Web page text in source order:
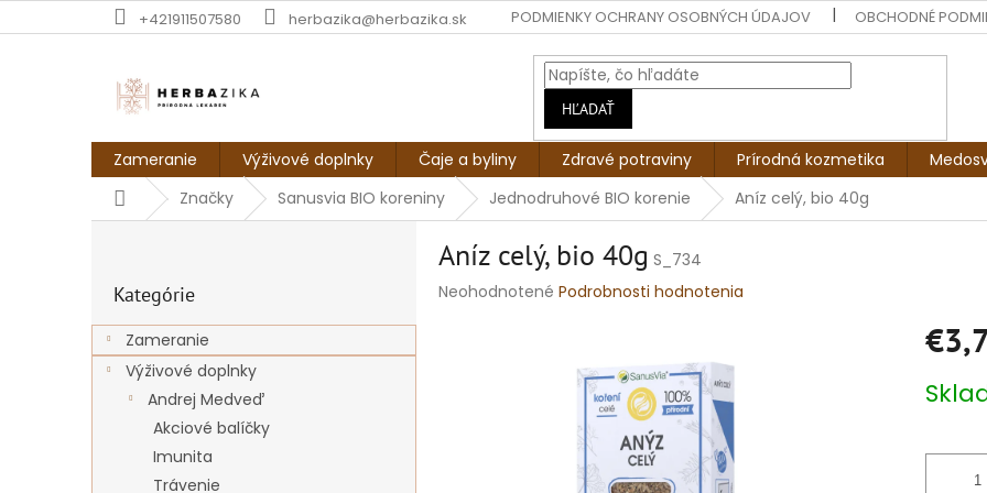
na
+421911507580 herbazika@herbazika.sk PODMIENKY OCHRANY OSOBNÝCH ÚDAJOV OBCHODNÉ
HĽADAŤ
Zameranie Výživové doplnky Čaje a byliny Zdravé potraviny Prírodná kozmetika
DomovZnačky Sanusvia BIO koreniny Jednodruhové BIO korenie Aníz celý, bio 40g
ý
p
kategórie
Kategórie
Zameranie
Výživové doplnky
Andrej Medveď
Akciové balíčky
Imunita
Trávenie
Aníz celý, bio 40g S_734
Priemerné
Neohodnotené Podrobnosti hodnotenia
cena: